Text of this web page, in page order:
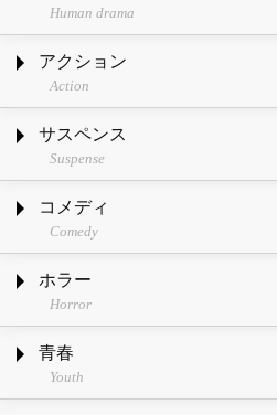
Human drama
アクション
Action
サスペンス
Suspense
コメディ
Comedy
ホラー
Horror
青春
Youth